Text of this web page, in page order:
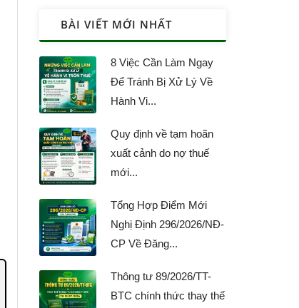
BÀI VIẾT MỚI NHẤT
8 Việc Cần Làm Ngay
Để Tránh Bị Xử Lý Về
Hành Vi...
Quy định về tạm hoãn
xuất cảnh do nợ thuế
mới...
Tổng Hợp Điểm Mới
Nghị Định 296/2026/NĐ-
CP Về Đăng...
Thông tư 89/2026/TT-
BTC chính thức thay thế